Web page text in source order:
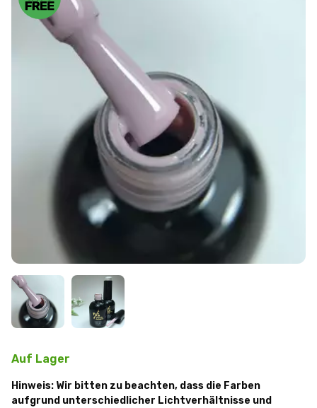
Auf Lager
Hinweis: Wir bitten zu beachten, dass die Farben
aufgrund unterschiedlicher Lichtverhältnisse und